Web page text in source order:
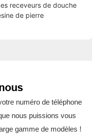
receveurs de douche
de pierre
numéro de téléphone
nous puissions vous
gamme de modèles !